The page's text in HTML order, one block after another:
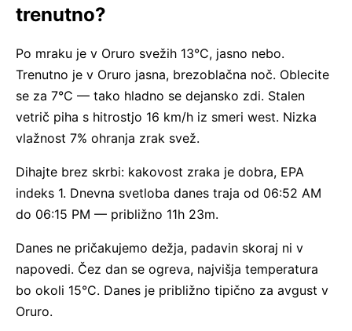
trenutno?
Po mraku je v Oruro svežih 13°C, jasno nebo.
Trenutno je v Oruro jasna, brezoblačna noč. Oblecite
se za 7°C — tako hladno se dejansko zdi. Stalen
vetrič piha s hitrostjo 16 km/h iz smeri west. Nizka
vlažnost 7% ohranja zrak svež.
Dihajte brez skrbi: kakovost zraka je dobra, EPA
indeks 1. Dnevna svetloba danes traja od 06:52 AM
do 06:15 PM — približno 11h 23m.
Danes ne pričakujemo dežja, padavin skoraj ni v
napovedi. Čez dan se ogreva, najvišja temperatura
bo okoli 15°C. Danes je približno tipično za avgust v
Oruro.